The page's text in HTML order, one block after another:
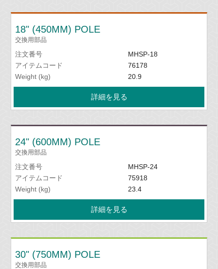
18" (450MM) POLE
交換用部品
注文番号
MHSP-18
アイテムコード
76178
Weight (kg)
20.9
詳細を見る
24" (600MM) POLE
交換用部品
注文番号
MHSP-24
アイテムコード
75918
Weight (kg)
23.4
詳細を見る
30" (750MM) POLE
交換用部品